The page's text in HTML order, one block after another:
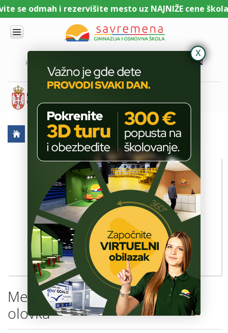
odmah i rezervišite mesto uz NAJNIŽE cene
PORTAL ZA UČENIKE
NAMA
KOMBINOVANI
PROGRAM
NACIONALNI
PROGRAM
PROGRAM
SAVREMENO
OBRAZOVANJE
ERASMUS+
OSNOVNA
AKTUELNO METALNA TEHNIČKA I HEMIJSKA OLOVKA
Metalna tehnička i hemijska
olovka